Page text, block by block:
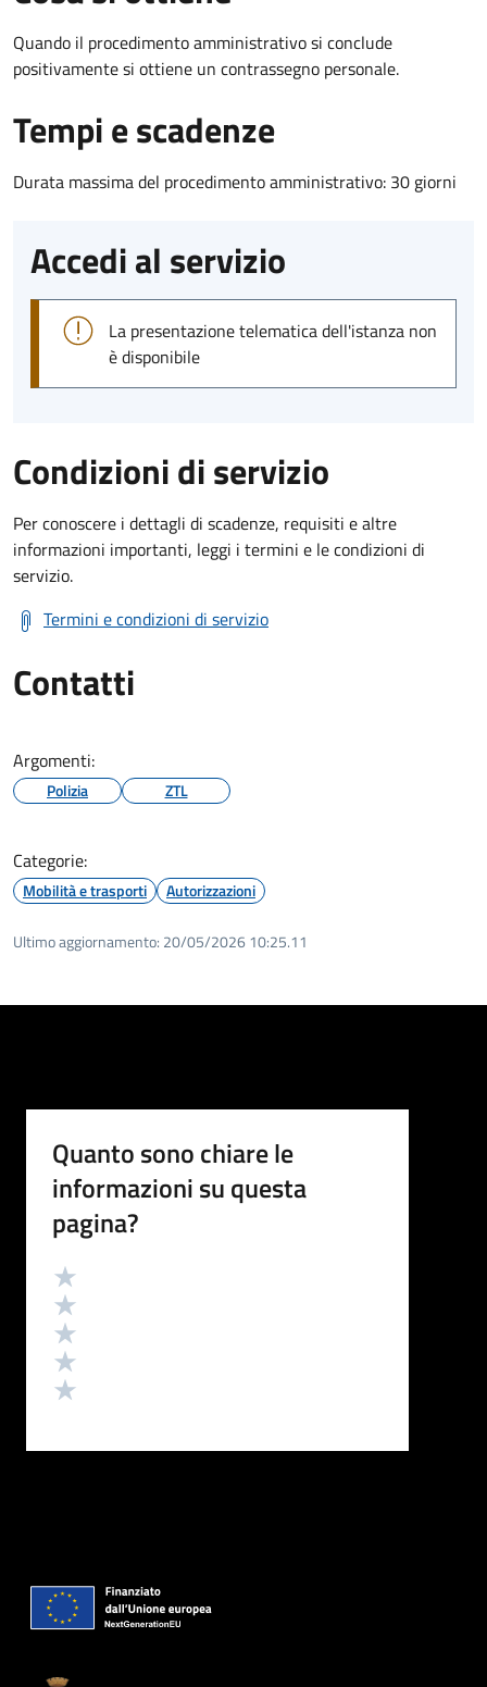
Quando il procedimento amministrativo si conclude
positivamente si ottiene un contrassegno personale.
Tempi e scadenze
Durata massima del procedimento amministrativo: 30 giorni
Accedi al servizio
La presentazione telematica dell'istanza non
è disponibile
Condizioni di servizio
Per conoscere i dettagli di scadenze, requisiti e altre
informazioni importanti, leggi i termini e le condizioni di
servizio.
Termini e condizioni di servizio
Contatti
Argomenti:
Polizia ZTL
Categorie:
Mobilità e trasporti Autorizzazioni
Ultimo aggiornamento: 20/05/2026 10:25.11
Quanto sono chiare le
informazioni su questa
pagina?
Valutazione